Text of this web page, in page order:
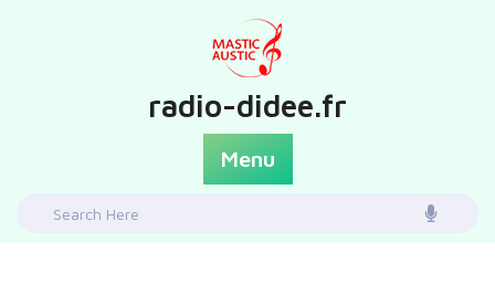
radio-didee.fr
Menu
Search